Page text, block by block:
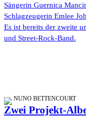
Sängerin Guernica
Schlagzeugerin Emlee
Es ist bereits der zweite
und Street-Rock-Band.
NUNO BETTENCOURT
Zwei Projekt-